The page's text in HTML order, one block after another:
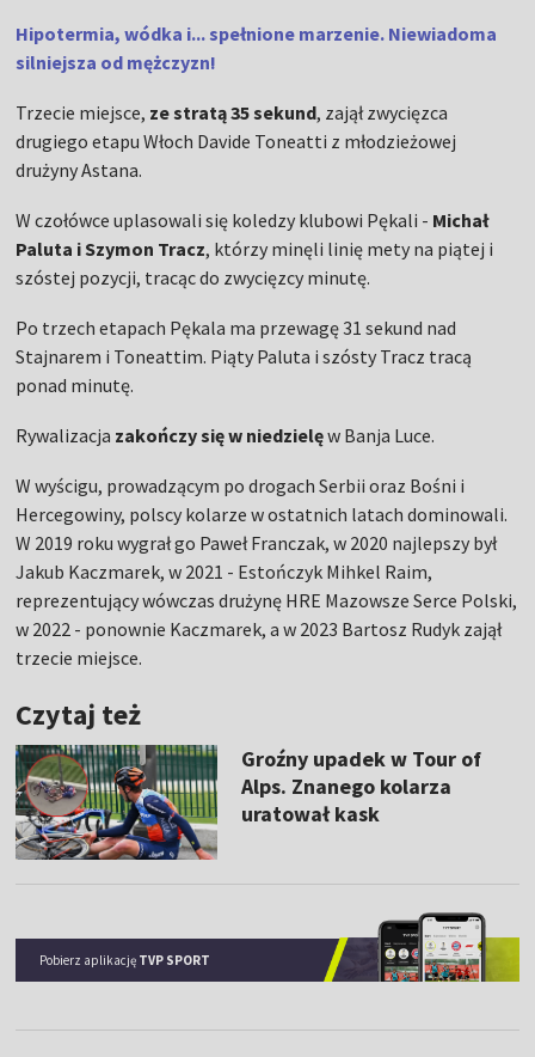
Hipotermia, wódka i... spełnione marzenie. Niewiadoma
silniejsza od mężczyzn!
Trzecie miejsce, ze stratą 35 sekund, zajął zwycięzca
drugiego etapu Włoch Davide Toneatti z młodzieżowej
drużyny Astana.
W czołówce uplasowali się koledzy klubowi Pękali - Michał
Paluta i Szymon Tracz, którzy minęli linię mety na piątej i
szóstej pozycji, tracąc do zwycięzcy minutę.
Po trzech etapach Pękala ma przewagę 31 sekund nad
Stajnarem i Toneattim. Piąty Paluta i szósty Tracz tracą
ponad minutę.
Rywalizacja zakończy się w niedzielęw Banja Luce.
W wyścigu, prowadzącym po drogach Serbii oraz Bośni i
Hercegowiny, polscy kolarze w ostatnich latach dominowali.
W 2019 roku wygrał go Paweł Franczak, w 2020 najlepszy był
Jakub Kaczmarek, w 2021 - Estończyk Mihkel Raim,
reprezentujący wówczas drużynę HRE Mazowsze Serce Polski,
w 2022 - ponownie Kaczmarek, a w 2023 Bartosz Rudyk zajął
trzecie miejsce.
Czytaj też
Groźny upadek w Tour of
Alps. Znanego kolarza
uratował kask
Pobierz aplikację TVP SPORT